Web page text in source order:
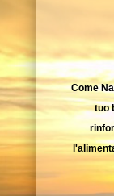
Come
tuo